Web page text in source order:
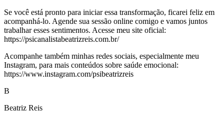
Se você está pronto para iniciar essa transformação, ficarei feliz em
acompanhá-lo. Agende sua sessão online comigo e vamos juntos
trabalhar esses sentimentos. Acesse meu site oficial:
https://psicanalistabeatrizreis.com.br/
Acompanhe também minhas redes sociais, especialmente meu
Instagram, para mais conteúdos sobre saúde emocional:
https://www.instagram.com/psibeatrizreis
B
Beatriz Reis